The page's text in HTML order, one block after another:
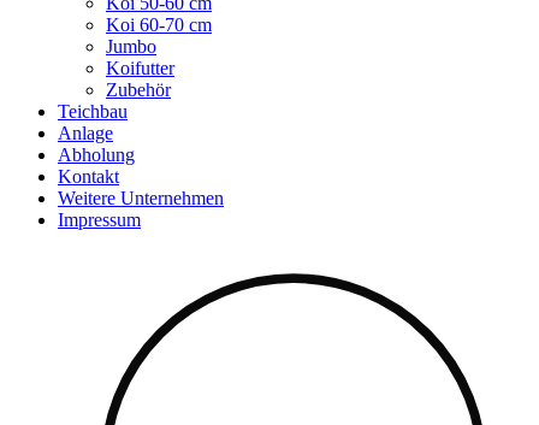
Koi 60-70 cm
Jumbo
Koifutter
Zubehör
Teichbau
Anlage
Abholung
Kontakt
Weitere Unternehmen
Impressum